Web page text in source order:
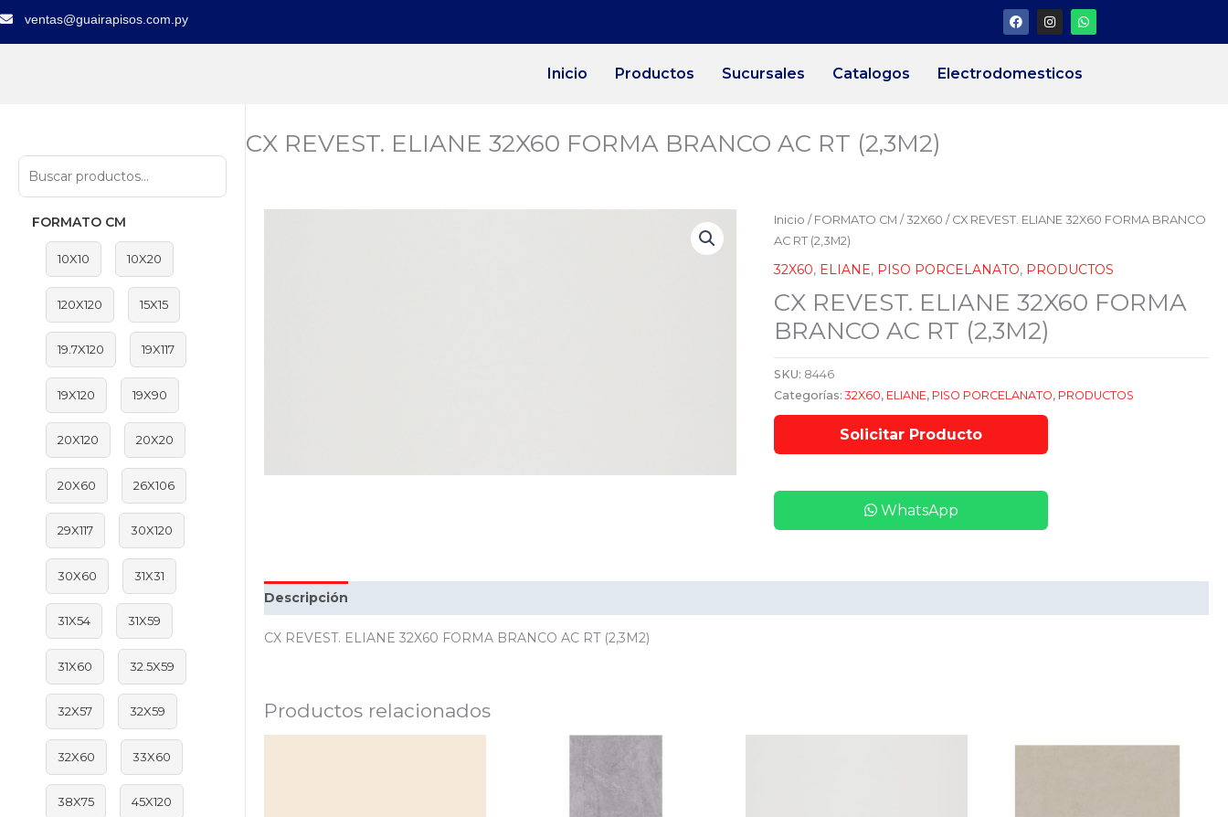
ventas@guairapisos.com.py F
a
c
o
I
n
s
a
g
W
h
a
Inicio Productos Sucursales Catalogos Electrodomesticos
FORMATO CM
10X10 10X20
120X120 15X15
19.7X120 19X117
19X120 19X90
20X120 20X20
20X60 26X106
29X117 30X120
30X60 31X31
31X54 31X59
31X60 32.5X59
32X57 32X59
32X60 33X60
38X75 45X120
CX REVEST. ELIANE 32X60 FORMA BRANCO AC RT (2,3M2)
Inicio / FORMATO CM /32X60 / CX REVEST. ELIANE 32X60 FORMA BRANCO
AC RT (2,3M2)
32X60, ELIANE, PISO PORCELANATO, PRODUCTOS
CX REVEST. ELIANE 32X60 FORMA
BRANCO AC RT (2,3M2)
SKU: 8446
Categorías:32X60, ELIANE, PISO PORCELANATO, PRODUCTOS
WhatsApp
Descripción
CX REVEST. ELIANE 32X60 FORMA BRANCO AC RT (2,3M2)
Productos relacionados